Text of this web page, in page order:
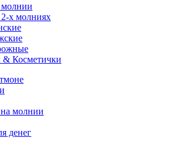
х молниях
& Косметички
молнии
денег